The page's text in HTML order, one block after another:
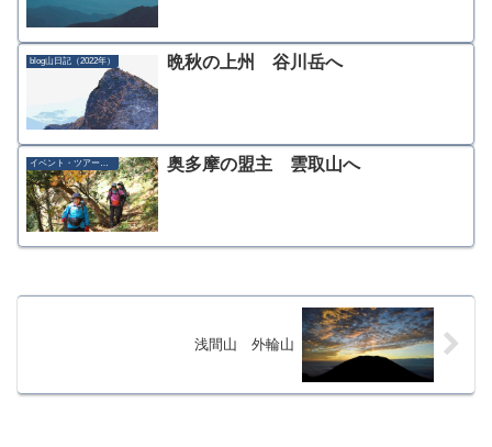
blog山日記（2022年） 晩秋の上州 谷川岳へ
イベント・ツアー募集 奥多摩の盟主 雲取山へ
浅間山 外輪山